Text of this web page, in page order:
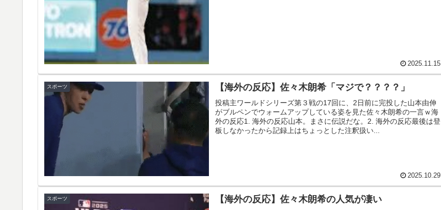
▶ 日本旅行キャンセルすべきか…1万年ぶり史上最大級の火山の兆し＝韓国の反応
韓国人「日本メディアが2002年ワールドカップ韓国準決勝も調査すべきと主張！」→「英国メディアも
一斉に指摘‥」
▶ 外国人「日本の未来は安泰だ」16歳MF三井寺眞、衝撃ゴール！久保建英超え歴代2位の記録！3得点に
絡む活躍で海外絶賛！【海外の反応】
「1個9,983キロカロリー、成人が4〜5日かけて食べる量」店名は『心臓発作グリル』、そこで本当に心
臓発作が起きた日
アメリカ「お前らの国でしか愛されてないものってある？」日本「納豆」
▶
軽飛行機が屋根すれすれを抜けて飛行場へ、車輪を出さないまま胴体着陸「これよりひどい着陸なら山
ほど見てきた」【海外の反応】
▶ 海外「さすが日本！」日本とドイツの仕事効率の差が分かる数字に海外が大騒ぎ
2025.11.15
スポーツ 【海外の反応】佐々木朗希「マジで？？？？」
投稿主ワールドシリーズ第３戦の17回に、2日前に完投した山本由伸
がブルペンでウォームアップしている姿を見た佐々木朗希の一言ｗ海
外の反応1. 海外の反応山本。まさに伝説だな。2. 海外の反応最後は登
板しなかったから記録上はちょっとした注釈扱い...
2025.10.29
スポーツ 【海外の反応】佐々木朗希の人気が凄い